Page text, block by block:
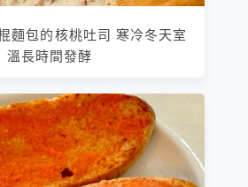
麵包的核桃吐司 寒冷冬天室
溫長時間發酵